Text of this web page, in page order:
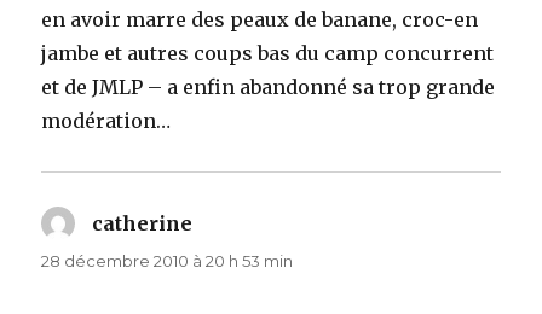
en avoir marre des peaux de banane, croc-en
jambe et autres coups bas du camp concurrent
et de JMLP – a enfin abandonné sa trop grande
modération…
catherine
28 décembre 2010 à 20 h 53 min